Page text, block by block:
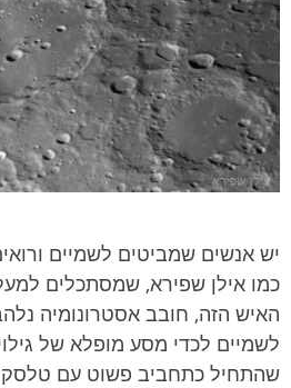
יש אנשים שמביטים לשמיים
כמו אילן שפירא, שמסתכלים
האיש הזה, חובב אסטרונומיה
לשמיים לכדי מסע מופלא של
שהתחיל כתחביב פשוט עם